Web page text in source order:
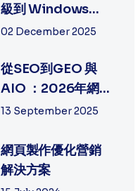
級到 Windows
11：全面指南, 細節
02 December 2025
從SEO到GEO 與
AIO ：2026年網絡
營銷（Digital
策...
13 September 2025
網頁製作優化營銷
解決方案